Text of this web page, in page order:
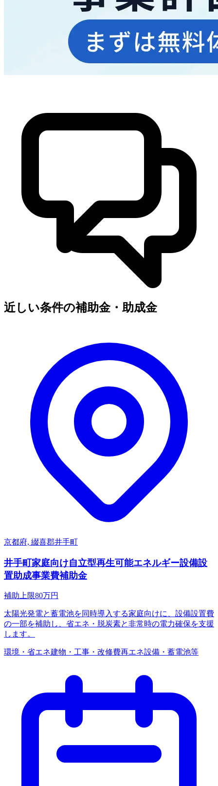
近しい条件の補助金・助成金
京都府, 綴喜郡井手町
井手町家庭向け自立型再生可能エネルギー設備設
置助成事業費補助金
補助上限80万円
太陽光発電と蓄電池を同時導入する家庭向けに、設備設置費
の一部を補助し、省エネ・脱炭素と非常時の電力確保を支援
します。
環境・省エネ建物・工事・改修費再エネ設備・蓄電池等